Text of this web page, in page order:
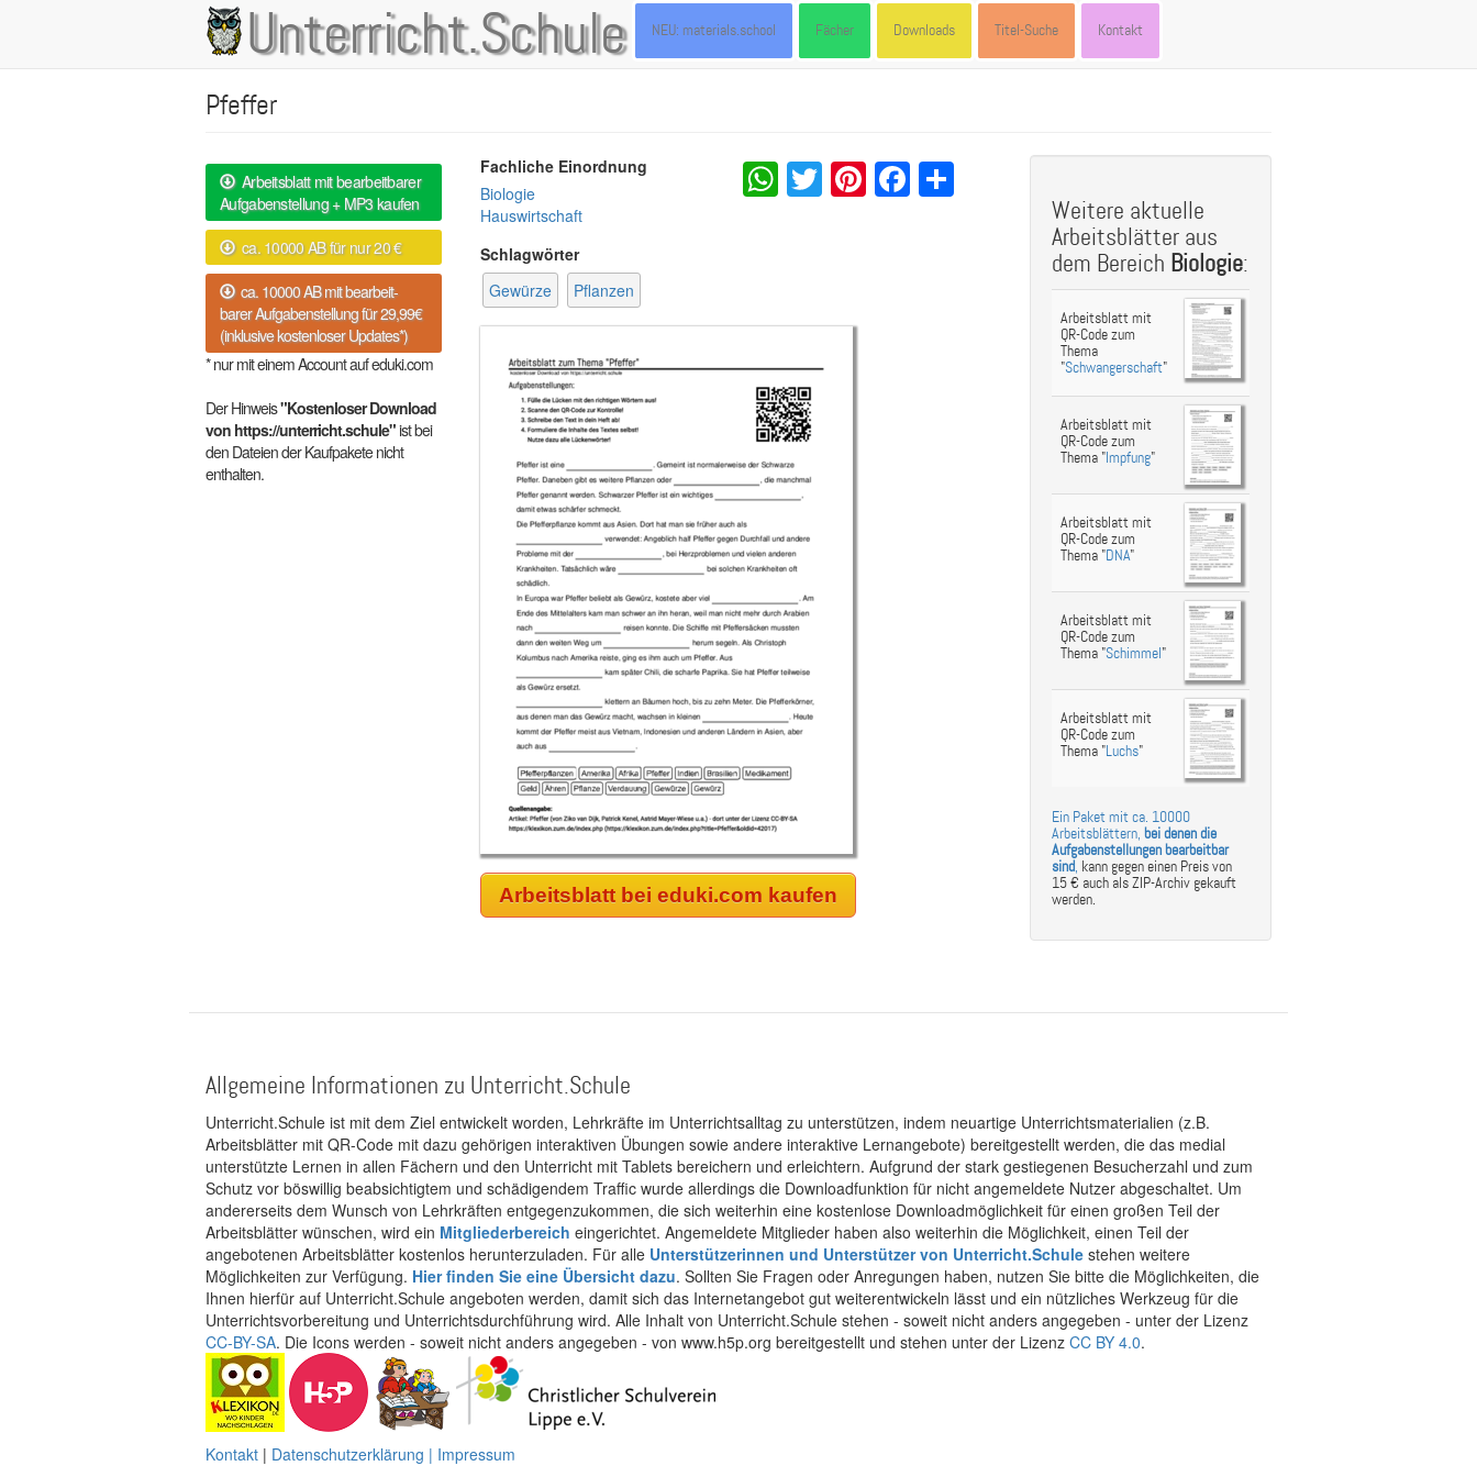
Unterricht.Schule
Main
navigation
NEU: materials.school Fächer Downloads Titel-Suche Kontakt
Pfeffer
Arbeitsblatt mit bearbeitbarer
Aufgabenstellung + MP3 kaufen
ca. 10000 AB für nur 20 €
ca. 10000 AB mit bearbeit-
barer Aufgabenstellung für 29,99€
(inklusive kostenloser Updates*)
* nur mit einem Account auf eduki.com
Der Hinweis"Kostenloser Download
von https://unterricht.schule"ist bei
den Dateien der Kaufpakete nicht
enthalten.
Fachliche Einordnung
Biologie
Hauswirtschaft
Schlagwörter
Gewürze
Pflanzen
WhatsApp
Twitter
Pinterest
Facebook
Share
Arbeitsblatt bei eduki.com kaufen
Weitere aktuelle
Arbeitsblätter aus
dem Bereich Biologie:
Arbeitsblatt mit
QR-Code zum
Thema
"Schwangerschaft"
Arbeitsblatt mit
QR-Code zum
Thema "Impfung"
Arbeitsblatt mit
QR-Code zum
Thema "DNA"
Arbeitsblatt mit
QR-Code zum
Thema "Schimmel"
Arbeitsblatt mit
QR-Code zum
Thema "Luchs"
Ein Paket mit ca. 10000
Arbeitsblättern, bei denen die
Aufgabenstellungen bearbeitbar
sind, kann gegen einen Preis von
15 € auch als ZIP-Archiv gekauft
werden.
Allgemeine Informationen zu Unterricht.Schule
Unterricht.Schule ist mit dem Ziel entwickelt worden, Lehrkräfte im Unterrichtsalltag zu unterstützen, indem neuartige Unterrichtsmaterialien (z.B.
Arbeitsblätter mit QR-Code mit dazu gehörigen interaktiven Übungen sowie andere interaktive Lernangebote) bereitgestellt werden, die das medial
unterstützte Lernen in allen Fächern und den Unterricht mit Tablets bereichern und erleichtern. Aufgrund der stark gestiegenen Besucherzahl und zum
Schutz vor böswillig beabsichtigtem und schädigendem Traffic wurde allerdings die Downloadfunktion für nicht angemeldete Nutzer abgeschaltet. Um
andererseits dem Wunsch von Lehrkräften entgegenzukommen, die sich weiterhin eine kostenlose Downloadmöglichkeit für einen großen Teil der
Arbeitsblätter wünschen, wird ein Mitgliederbereich eingerichtet. Angemeldete Mitglieder haben also weiterhin die Möglichkeit, einen Teil der
angebotenen Arbeitsblätter kostenlos herunterzuladen. Für alle Unterstützerinnen und Unterstützer von Unterricht.Schule stehen weitere
Möglichkeiten zur Verfügung. Hier finden Sie eine Übersicht dazu. Sollten Sie Fragen oder Anregungen haben, nutzen Sie bitte die Möglichkeiten, die
Ihnen hierfür auf Unterricht.Schule angeboten werden, damit sich das Internetangebot gut weiterentwickeln lässt und ein nützliches Werkzeug für die
Unterrichtsvorbereitung und Unterrichtsdurchführung wird. Alle Inhalt von Unterricht.Schule stehen - soweit nicht anders angegeben - unter der Lizenz
CC-BY-SA. Die Icons werden - soweit nicht anders angegeben - von www.h5p.org bereitgestellt und stehen unter der Lizenz CC BY 4.0.
Kontakt | Datenschutzerklärung | Impressum